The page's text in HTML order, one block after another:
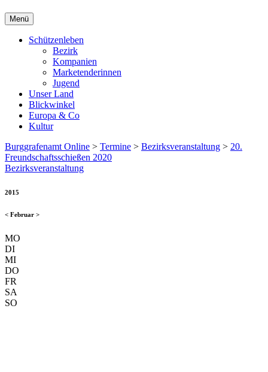
Menü
Schützenleben
Bezirk
Kompanien
Marketenderinnen
Jugend
Unser Land
Blickwinkel
Europa & Co
Kultur
Burggrafenamt Online > Termine > Bezirksveranstaltung > 20.
Freundschaftsschießen 2020
Bezirksveranstaltung
2015
< Februar >
MO
DI
MI
DO
FR
SA
SO